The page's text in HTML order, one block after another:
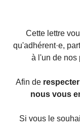
Cette lettre
qu'adhérent·e,
à l'un de nos
Afin de
nous vous
Si vous le